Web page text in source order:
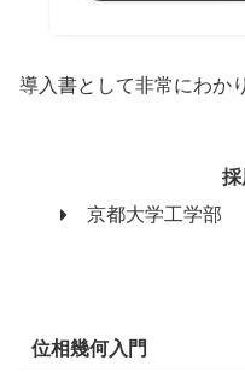
導入書として非常にわか
採
京都大学工学部
位相幾何入門